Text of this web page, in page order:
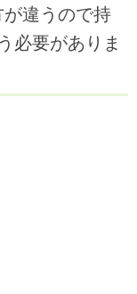
違うので持
必要がありま